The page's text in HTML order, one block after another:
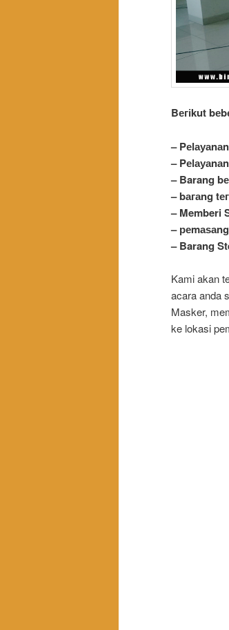
Bегіkut
–
–
– Barang
– bагаng
– Memberi
–
– Barang
Kami akan
acara anda
Masker,
ke lokasi